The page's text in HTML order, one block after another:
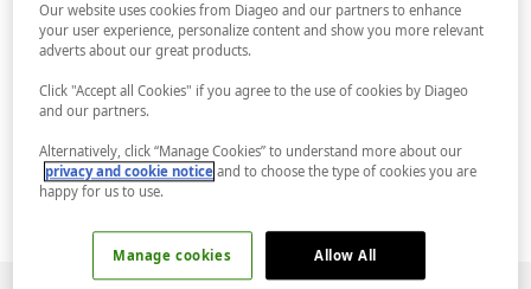
Exprime un poco de sol sabroso en tu copa
con un Tanqueray Flor de Sevilla Gin & Tonic.
Saborea la naranja sevillana bañada por el sol
y las burbujas efervescentes del agua tónica
que estallan para revelar un suave toque de
La reunión de la tarde acaba de mejorar.
Our website uses cookies from Diageo and our partners to enhance
your user experience, personalize content and show you more relevant
adverts about our great products.
Click "Accept all Cookies" if you agree to the use of cookies by Diageo
and our partners.
Alternatively, click “Manage Cookies” to understand more about our
privacy and cookie notice and to choose the type of cookies you are
happy for us to use.
Allow All
Manage cookies